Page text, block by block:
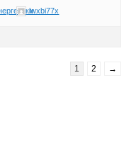
lwxbi77x
1 2 →